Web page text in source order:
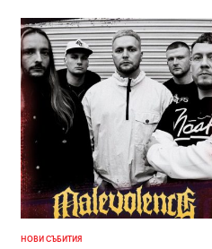
НОВИ СЪБИТИЯ